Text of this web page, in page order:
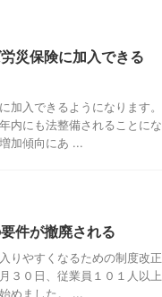
災保険に加入できる
加入できるようになります。
内にも法整備されることにな
加傾向にあ ...
件が撤廃される
りやすくなるための制度改正
３０日、従業員１０１人以上
めました。 ...